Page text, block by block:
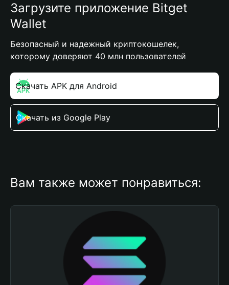
Загрузите приложение Bitget
Wallet
Безопасный и надежный криптокошелек,
которому доверяют 40 млн пользователей
Скачать APK для Android
Скачать из Google Play
Вам также может понравиться: